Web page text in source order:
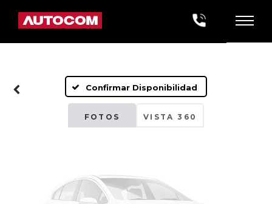
Confirmar Disponibilidad
FOTOS VISTA 360
Fotos No
Disponibles
Por favor, revise luego